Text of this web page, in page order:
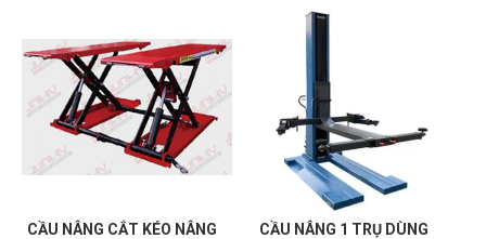
CẦU NÂNG CẮT KÉO NÂNG
CẦU NÂNG 1 TRỤ DÙNG